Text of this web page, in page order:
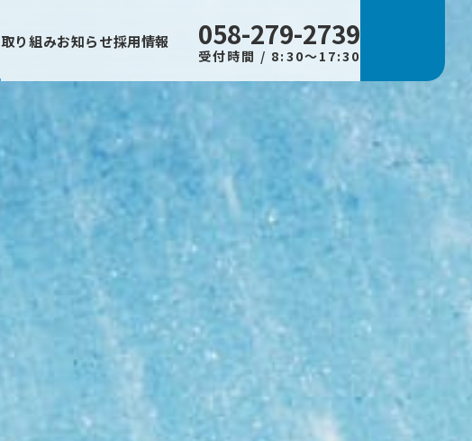
取り組みお知らせ採用情報 058-279-2739
受付時間 / 8:30～17:30